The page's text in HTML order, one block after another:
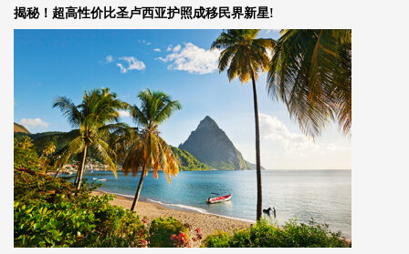
揭秘！超高性价比圣卢西亚护照成移民界新星!